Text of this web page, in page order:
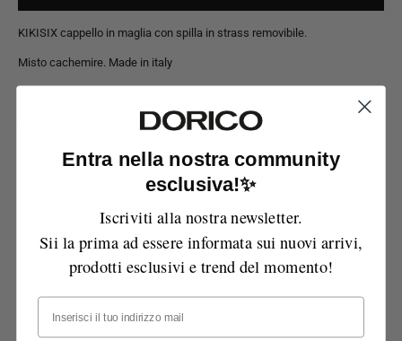
KIKISIX cappello in maglia con spilla in strass removibile.
Misto cachemire. Made in italy
il prodotto è in super saldo perciò non può essere nè reso nè sostituito.
Ritiro disponibile pressoVia Manzoni
Di solito pronto in 1 ora
Possibilità di reso entro 14 giorni
Spedizione gratuita sopra i 99€
Entra nella nostra community
esclusiva!✨
Iscriviti alla nostra newsletter.
Sii la prima ad essere informata sui nuovi arrivi,
prodotti esclusivi e trend del momento!
Email